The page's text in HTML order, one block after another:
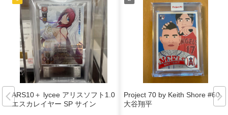
ARS10＋ lycee アリスソフト1.0
エスカレイヤー SP サイン
Project 70 by Keith Shore #600
大谷翔平